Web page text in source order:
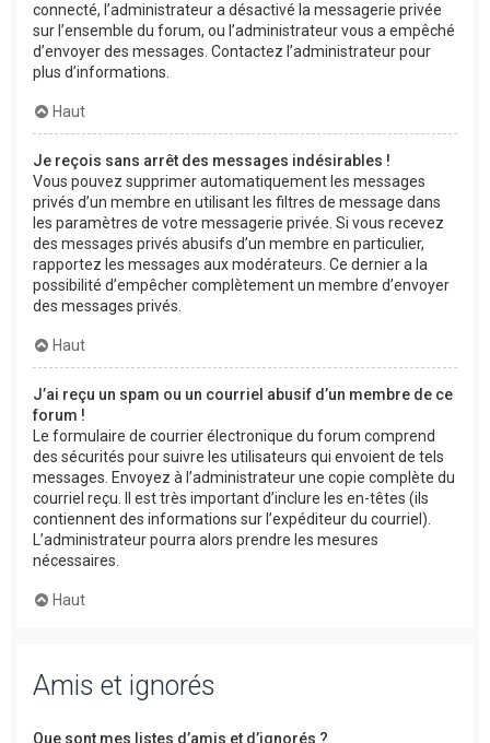
connecté, l’administrateur a désactivé la messagerie privée
sur l’ensemble du forum, ou l’administrateur vous a empêché
d’envoyer des messages. Contactez l’administrateur pour
plus d’informations.
Haut
Je reçois sans arrêt des messages indésirables !
Vous pouvez supprimer automatiquement les messages
privés d’un membre en utilisant les filtres de message dans
les paramètres de votre messagerie privée. Si vous recevez
des messages privés abusifs d’un membre en particulier,
rapportez les messages aux modérateurs. Ce dernier a la
possibilité d’empêcher complètement un membre d’envoyer
des messages privés.
Haut
J’ai reçu un spam ou un courriel abusif d’un membre de ce
forum !
Le formulaire de courrier électronique du forum comprend
des sécurités pour suivre les utilisateurs qui envoient de tels
messages. Envoyez à l’administrateur une copie complète du
courriel reçu. Il est très important d’inclure les en-têtes (ils
contiennent des informations sur l’expéditeur du courriel).
L’administrateur pourra alors prendre les mesures
nécessaires.
Haut
Amis et ignorés
Que sont mes listes d’amis et d’ignorés ?